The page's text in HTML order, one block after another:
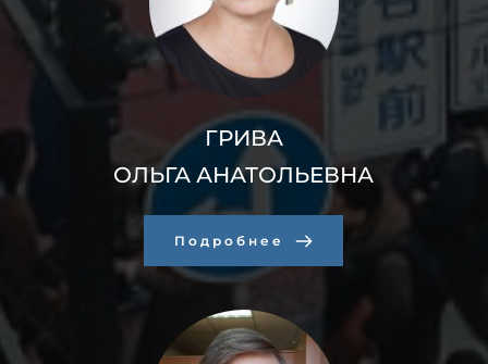
ГРИВА
ОЛЬГА АНАТОЛЬЕВНА
Подробнее